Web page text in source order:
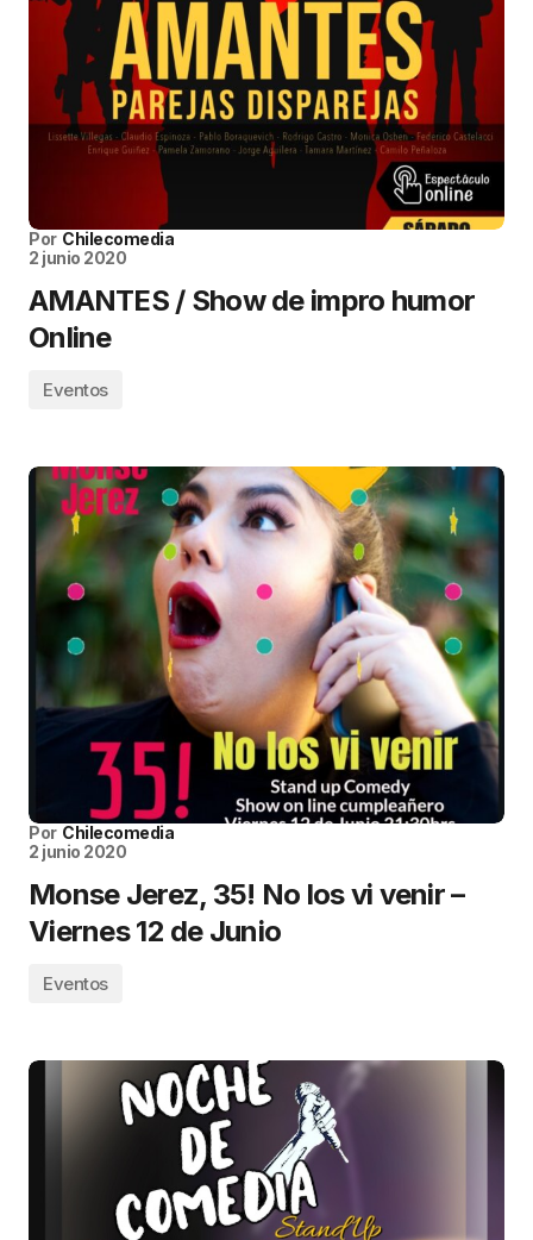
Por Chilecomedia
2 junio 2020
AMANTES / Show de impro humor
Online
Eventos
Por Chilecomedia
2 junio 2020
Monse Jerez, 35! No los vi venir –
Viernes 12 de Junio
Eventos